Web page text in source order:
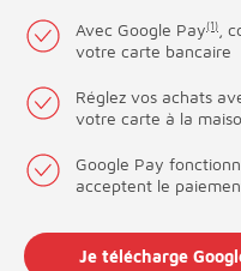
Avec Google Pay(1)
,
votre carte bancaire
Réglez vos achats
votre carte à la
Google Pay
acceptent le
Je télécharge